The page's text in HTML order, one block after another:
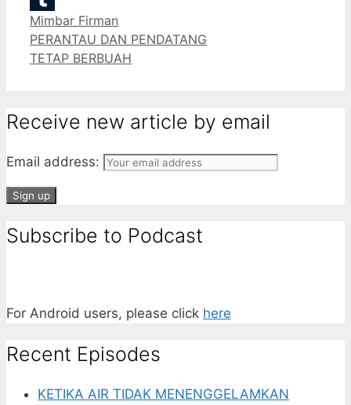
Tumblr
Categories
Mimbar Firman
PERANTAU DAN PENDATANG
TETAP BERBUAH
Receive new article by email
Email address:
Subscribe to Podcast
For Android users, please click here
Recent Episodes
KETIKA AIR TIDAK MENENGGELAMKAN